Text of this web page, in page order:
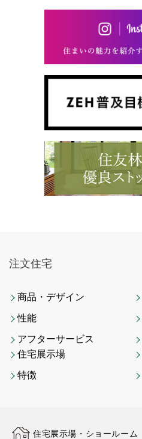
注文住宅
商品・デザイン
性能
アフターサービス
住宅展示場
特徴
住宅展示場・ショールーム